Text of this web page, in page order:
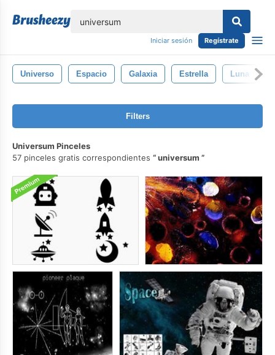
Iniciar sesión Regístrate
Universo Espacio Galaxia Estrella Luna
Filters
Universum Pinceles
57 pinceles gratis correspondientes
universum